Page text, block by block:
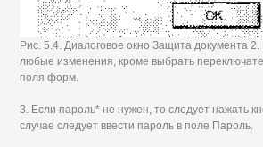
Рис. 5.4. Диалоговое окно Защита документа 2.
любые изменения, кроме выбрать
поля форм.
3. Если пароль* не нужен, то следует нажать
случае следует ввести пароль в поле Пароль.